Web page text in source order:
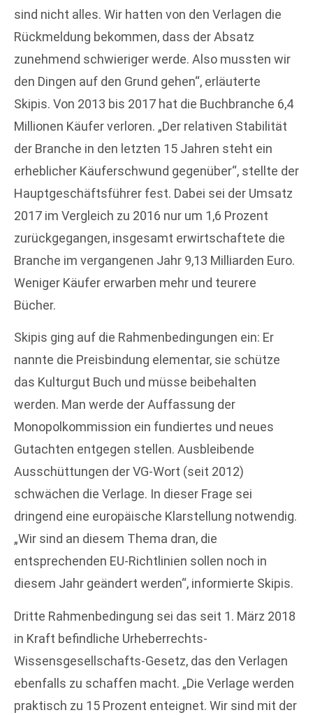
sind nicht alles. Wir hatten von den Verlagen die
Rückmeldung bekommen, dass der Absatz
zunehmend schwieriger werde. Also mussten wir
den Dingen auf den Grund gehen“, erläuterte
Skipis. Von 2013 bis 2017 hat die Buchbranche 6,4
Millionen Käufer verloren. „Der relativen Stabilität
der Branche in den letzten 15 Jahren steht ein
erheblicher Käuferschwund gegenüber“, stellte der
Hauptgeschäftsführer fest. Dabei sei der Umsatz
2017 im Vergleich zu 2016 nur um 1,6 Prozent
zurückgegangen, insgesamt erwirtschaftete die
Branche im vergangenen Jahr 9,13 Milliarden Euro.
Weniger Käufer erwarben mehr und teurere
Bücher.
Skipis ging auf die Rahmenbedingungen ein: Er
nannte die Preisbindung elementar, sie schütze
das Kulturgut Buch und müsse beibehalten
werden. Man werde der Auffassung der
Monopolkommission ein fundiertes und neues
Gutachten entgegen stellen. Ausbleibende
Ausschüttungen der VG-Wort (seit 2012)
schwächen die Verlage. In dieser Frage sei
dringend eine europäische Klarstellung notwendig.
„Wir sind an diesem Thema dran, die
entsprechenden EU-Richtlinien sollen noch in
diesem Jahr geändert werden“, informierte Skipis.
Dritte Rahmenbedingung sei das seit 1. März 2018
in Kraft befindliche Urheberrechts-
Wissensgesellschafts-Gesetz, das den Verlagen
ebenfalls zu schaffen macht. „Die Verlage werden
praktisch zu 15 Prozent enteignet. Wir sind mit der